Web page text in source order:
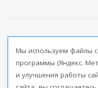
Мы используем файлы
программы (Яндекс.
и улучшения работы